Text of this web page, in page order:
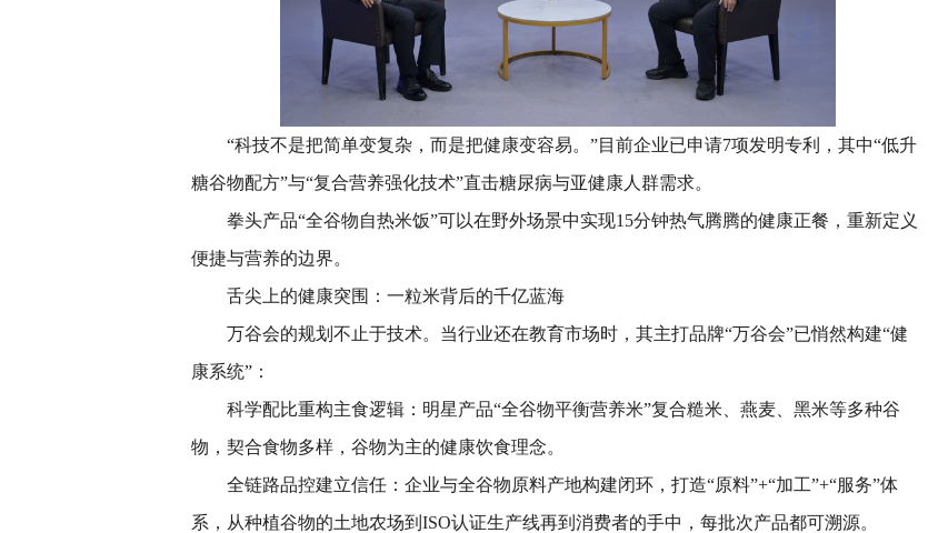
“科技不是把简单变复杂，而是把健康变容易。”目前企业已申请7项发明专利，其中“低升
糖谷物配方”与“复合营养强化技术”直击糖尿病与亚健康人群需求。
拳头产品“全谷物自热米饭”可以在野外场景中实现15分钟热气腾腾的健康正餐，重新定义
便捷与营养的边界。
舌尖上的健康突围：一粒米背后的千亿蓝海
万谷会的规划不止于技术。当行业还在教育市场时，其主打品牌“万谷会”已悄然构建“健
康系统”：
科学配比重构主食逻辑：明星产品“全谷物平衡营养米”复合糙米、燕麦、黑米等多种谷
物，契合食物多样，谷物为主的健康饮食理念。
全链路品控建立信任：企业与全谷物原料产地构建闭环，打造“原料”+“加工”+“服务”体
系，从种植谷物的土地农场到ISO认证生产线再到消费者的手中，每批次产品都可溯源。